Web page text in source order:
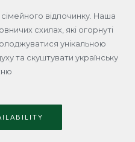
відпочинку. Наша
схилах, які огорнуті
унікальною
та скуштувати українську